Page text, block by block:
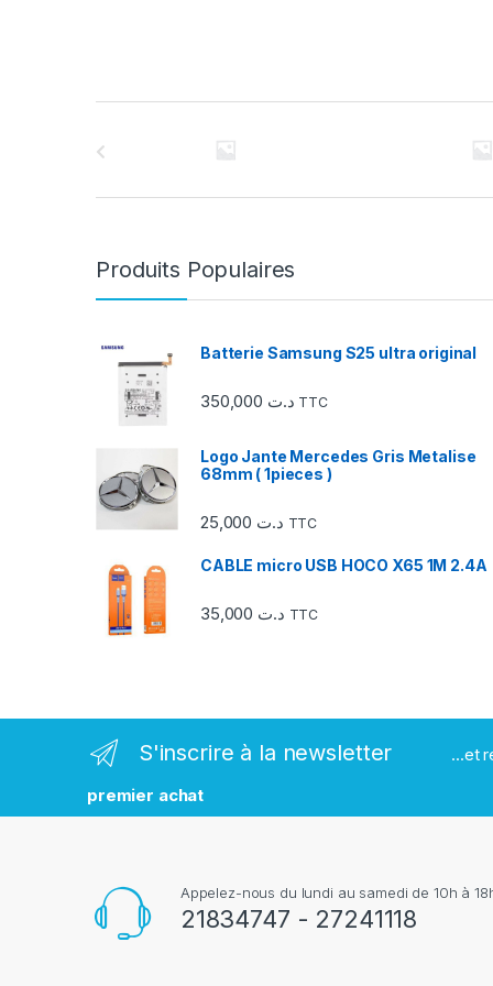
u
Produits Populaires
Batterie Samsung S25 ultra original
د.ت TTC
Logo Jante Mercedes Gris Metalise
68mm ( 1pieces )
د.ت TTC
CABLE micro USB HOCO X65 1M 2.4A
د.ت TTC
S'inscrire à la newsletter ...et
premier achat
Appelez-nous du lundi au samedi de 10h à
21834747 - 27241118